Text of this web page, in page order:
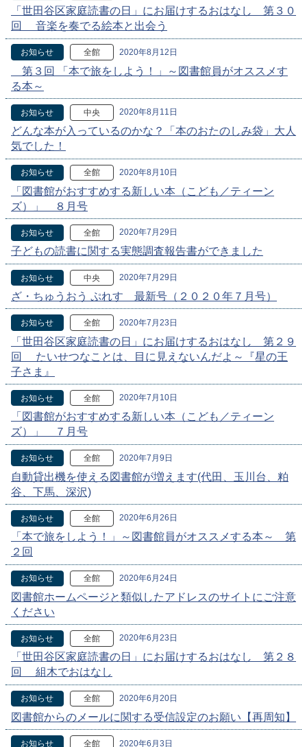
「世田谷区家庭読書の日」にお届けするおはなし 第３０
回 音楽を奏でる絵本と出会う
お知らせ 全館 2020年8月12日
第３回 「本で旅をしよう！」～図書館員がオススメす
る本～
お知らせ 中央 2020年8月11日
どんな本が入っているのかな？「本のおたのしみ袋」大人
気でした！
お知らせ 全館 2020年8月10日
「図書館がおすすめする新しい本（こども／ティーン
ズ）」 ８月号
お知らせ 全館 2020年7月29日
子どもの読書に関する実態調査報告書ができました
お知らせ 中央 2020年7月29日
ざ・ちゅうおう ぷれす 最新号（２０２０年７月号）
お知らせ 全館 2020年7月23日
「世田谷区家庭読書の日」にお届けするおはなし 第２９
回 たいせつなことは、目に見えないんだよ～『星の王
子さま』
お知らせ 全館 2020年7月10日
「図書館がおすすめする新しい本（こども／ティーン
ズ）」 ７月号
お知らせ 全館 2020年7月9日
自動貸出機を使える図書館が増えます(代田、玉川台、粕
谷、下馬、深沢)
お知らせ 全館 2020年6月26日
「本で旅をしよう！」～図書館員がオススメする本～ 第
２回
お知らせ 全館 2020年6月24日
図書館ホームページと類似したアドレスのサイトにご注意
ください
お知らせ 全館 2020年6月23日
「世田谷区家庭読書の日」にお届けするおはなし 第２８
回 組木でおはなし
お知らせ 全館 2020年6月20日
図書館からのメールに関する受信設定のお願い【再周知】
お知らせ 全館 2020年6月3日